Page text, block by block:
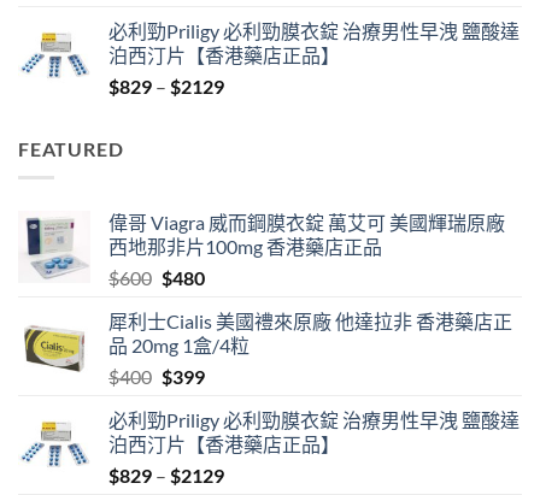
was:
$400.
is:
$399.
必利勁Priligy 必利勁膜衣錠 治療男性早洩 鹽酸達
泊西汀片【香港藥店正品】
$829 – $2129Price
FEATURED
偉哥 Viagra 威而鋼膜衣錠 萬艾可 美國輝瑞原廠
西地那非片100mg 香港藥店正品
$600 Original
was:
$600.
$480Current
is:
$480.
犀利士Cialis 美國禮來原廠 他達拉非 香港藥店正
品 20mg 1盒/4粒
$400 Original
was:
$400.
$399Current
is:
$399.
必利勁Priligy 必利勁膜衣錠 治療男性早洩 鹽酸達
泊西汀片【香港藥店正品】
$829 – $2129Price